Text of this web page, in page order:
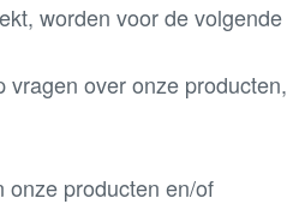
worden voor de volgende
over onze producten,
onze producten en/of